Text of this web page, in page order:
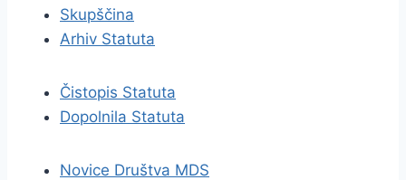
Skupščina
Arhiv Statuta
Čistopis Statuta
Dopolnila Statuta
Novice Društva MDS